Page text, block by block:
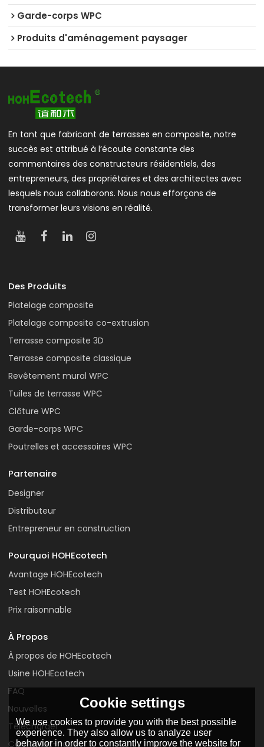
Garde-corps WPC
Produits d'aménagement paysager
En tant que fabricant de terrasses en composite, notre
succès est attribué à l’écoute constante des
commentaires des constructeurs résidentiels, des
entrepreneurs, des propriétaires et des architectes avec
lesquels nous collaborons. Nous nous efforçons de
transformer leurs visions en réalité.
Des Produits
Platelage composite
Platelage composite co-extrusion
Terrasse composite 3D
Terrasse composite classique
Revêtement mural WPC
Tuiles de terrasse WPC
Clôture WPC
Garde-corps WPC
Poutrelles et accessoires WPC
Partenaire
Designer
Distributeur
Entrepreneur en construction
Pourquoi HOHEcotech
Avantage HOHEcotech
Test HOHEcotech
Prix raisonnable
À Propos
À propos de HOHEcotech
Usine HOHEcotech
FAQ
Nouvelles
Télécharger
Contactez-nous
Cookie settings
We use cookies to provide you with the best possible
experience. They also allow us to analyze user
behavior in order to constantly improve the website for